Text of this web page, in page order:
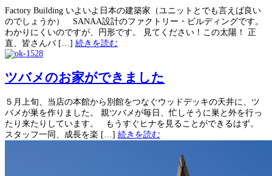
Factory Building いよいよ日本の建築家（ユニットとでも言えば良い
のでしょうか） SANAA設計のファクトリー・ビルディングです。
わかりにくいのですが、円形です。 見てください！この太陽！ 正
直、皆さんバ […] 続きを読む
ツバメのお家ができました
５月上旬、当店の本館から別館をつなぐウッドデッキの天井に、ツ
バメが巣を作りました。 親ツバメが毎日、忙しそうに巣と外を行っ
たり来たりしています。 もうすぐヒナを見ることができるはず。
スタッフ一同、成長を楽 […] 続きを読む